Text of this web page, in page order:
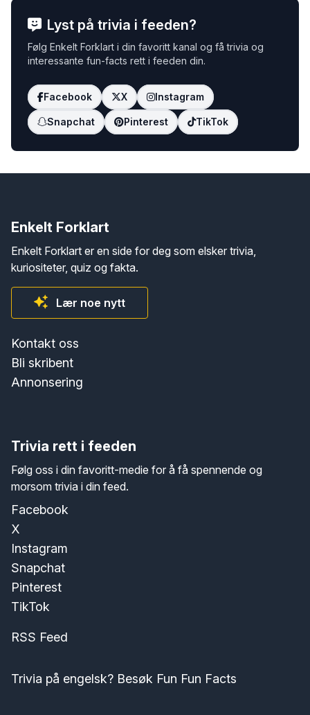
Lyst på trivia i feeden?
Følg Enkelt Forklart i din favoritt kanal og få trivia og
interessante fun-facts rett i feeden din.
Facebook X Instagram
Snapchat Pinterest TikTok
Enkelt Forklart
Enkelt Forklart er en side for deg som elsker trivia,
kuriositeter, quiz og fakta.
Lær noe nytt
Kontakt oss
Bli skribent
Annonsering
Trivia rett i feeden
Følg oss i din favoritt-medie for å få spennende og
morsom trivia i din feed.
Facebook
X
Instagram
Snapchat
Pinterest
TikTok
RSS Feed
Trivia på engelsk? Besøk Fun Fun Facts